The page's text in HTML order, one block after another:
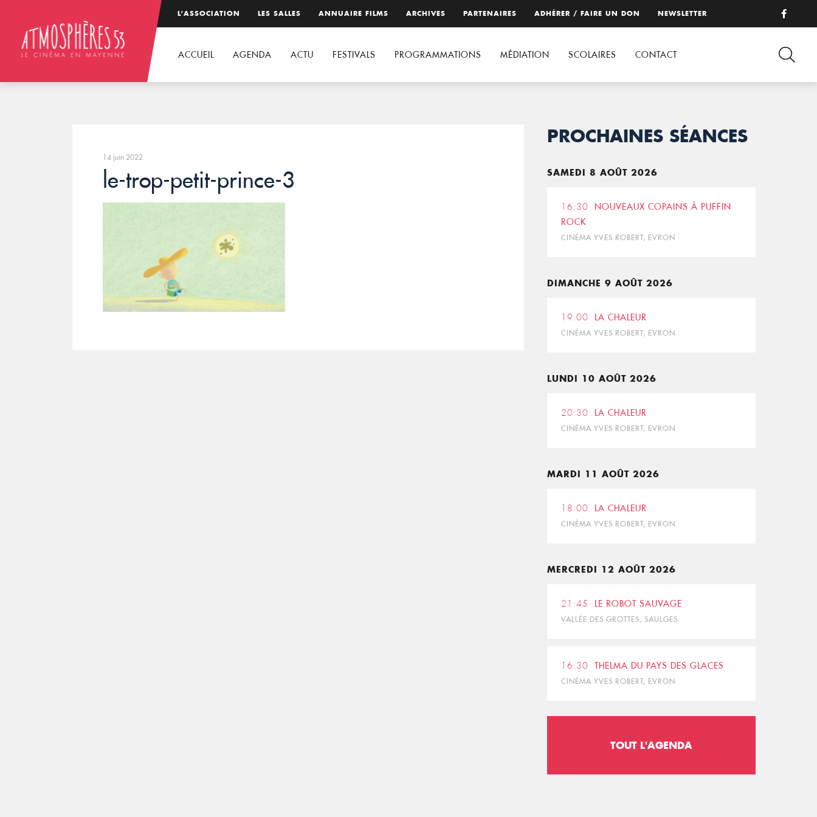
L’ASSOCIATION LES SALLES ANNUAIRE FILMS ARCHIVES PARTENAIRES ADHÉRER / FAIRE UN DON NEWSLETTER
ACCUEIL AGENDA ACTU FESTIVALS PROGRAMMATIONS MÉDIATION SCOLAIRES CONTACT
14 juin 2022
le-trop-petit-prince-3
PROCHAINES SÉANCES
SAMEDI 8 AOÛT 2026
16:30
NOUVEAUX COPAINS À PUFFIN
ROCK
CINÉMA YVES ROBERT, EVRON
DIMANCHE 9 AOÛT 2026
19:00 LA CHALEUR
CINÉMA YVES ROBERT, EVRON
LUNDI 10 AOÛT 2026
20:30 LA CHALEUR
CINÉMA YVES ROBERT, EVRON
MARDI 11 AOÛT 2026
18:00 LA CHALEUR
CINÉMA YVES ROBERT, EVRON
MERCREDI 12 AOÛT 2026
21:45 LE ROBOT SAUVAGE
VALLÉE DES GROTTES, SAULGES
16:30 THELMA DU PAYS DES GLACES
CINÉMA YVES ROBERT, EVRON
TOUT L'AGENDA